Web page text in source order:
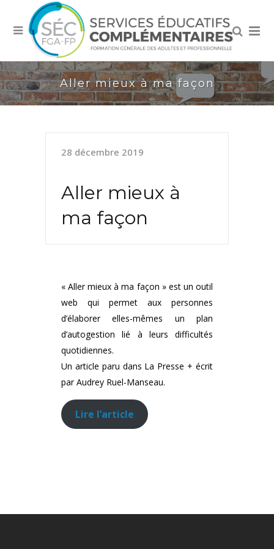
Aller mieux à ma façon
28 décembre 2019
Aller mieux à
ma façon
« Aller mieux à ma façon » est un outil
web qui permet aux personnes
d’élaborer elles-mêmes un plan
d’autogestion lié à leurs difficultés
quotidiennes.
Un article paru dans La Presse + écrit
par Audrey Ruel-Manseau.
Lire l’article